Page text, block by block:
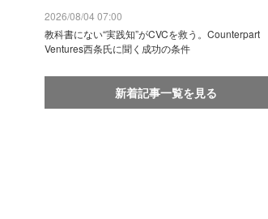
2026/08/04 07:00
教科書にない“実践知”がCVCを救う。Counterpart
Ventures西条氏に聞く成功の条件
新着記事一覧を見る